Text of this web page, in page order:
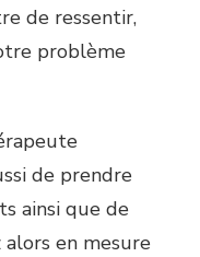
de ressentir,
problème
de prendre
ainsi que de
en mesure